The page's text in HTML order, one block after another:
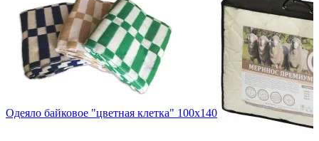
Одеяло байковое "цветная клетка" 100х140